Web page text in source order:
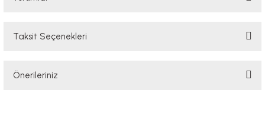
Taksit Seçenekleri
Önerileriniz